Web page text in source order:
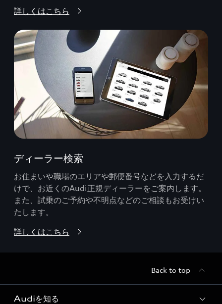
詳しくはこちら
ディーラー検索
お住まいや職場のエリアや郵便番号などを入力するだ
けで、お近くのAudi正規ディーラーをご案内します。
また、試乗のご予約や不明点などのご相談もお受けい
たします。
詳しくはこちら
Back to top
Audiを知る